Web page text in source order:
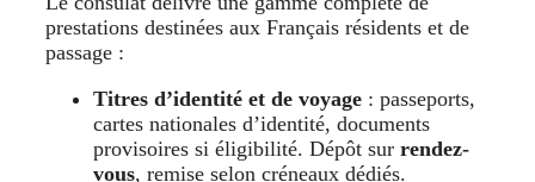
prestations destinées aux Français résidents et de
passage :
Titres d’identité et de voyage : passeports,
cartes nationales d’identité, documents
provisoires si éligibilité. Dépôt sur rendez-
vous, remise selon créneaux dédiés.